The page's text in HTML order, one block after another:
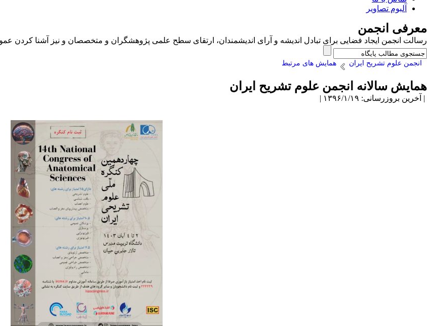
آلبوم تصاویر
معرفی انجمن
رسالت انجمن ایجاد فضایی برای تبادل اندیشه و آرای اندیشمندان، ارتقای سطح علمی پژوهشگران و متخصصان و نیز آشنا
انجمن علوم تشریح ایران همایش های مرتبط
همایش سالانه انجمن علوم تشریح ایران
| آخرین بروزرسانی: ۱۳۹۶/۱/۱۹ |